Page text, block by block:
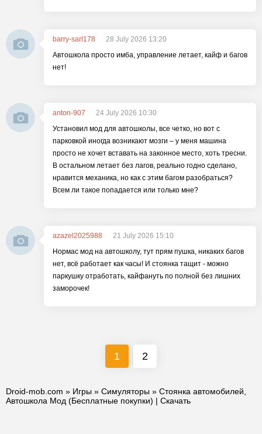
barry-sarl178
28 July 2026 13:20
Автошкола просто имба, управление летает, кайф и багов
нет!
anton-907
24 July 2026 10:30
Установил мод для автошколы, все четко, но вот с
парковкой иногда возникают мозги – у меня машина
просто не хочет вставать на законное место, хоть тресни.
В остальном летает без лагов, реально годно сделано,
нравится механика, но как с этим багом разобраться?
Всем ли такое попадается или только мне?
azazel2025988
21 July 2026 15:10
Нормас мод на автошколу, тут прям пушка, никаких багов
нет, всё работает как часы! И стоянка тащит - можно
паркушку отработать, кайфануть по полной без лишних
заморочек!
1 2
Droid-mob.com » Игры » Симуляторы » Стоянка автомобилей,
Автошкола Мод (Бесплатные покупки) | Скачать